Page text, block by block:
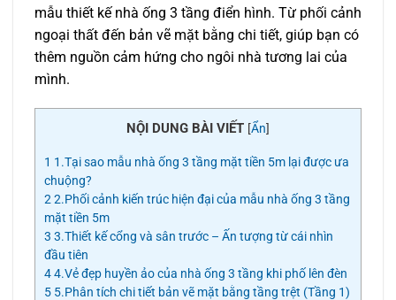
mẫu thiết kế nhà ống 3 tầng điển hình. Từ phối cảnh
ngoại thất đến bản vẽ mặt bằng chi tiết, giúp bạn có
thêm nguồn cảm hứng cho ngôi nhà tương lai của
mình.
NỘI DUNG BÀI VIẾT [Ẩn]
1 1.Tại sao mẫu nhà ống 3 tầng mặt tiền 5m lại được ưa
chuộng?
2 2.Phối cảnh kiến trúc hiện đại của mẫu nhà ống 3 tầng
mặt tiền 5m
3 3.Thiết kế cổng và sân trước – Ấn tượng từ cái nhìn
đầu tiên
44.Vẻ đẹp huyền ảo của nhà ống 3 tầng khi phố lên đèn
5 5.Phân tích chi tiết bản vẽ mặt bằng tầng trệt (Tầng 1)